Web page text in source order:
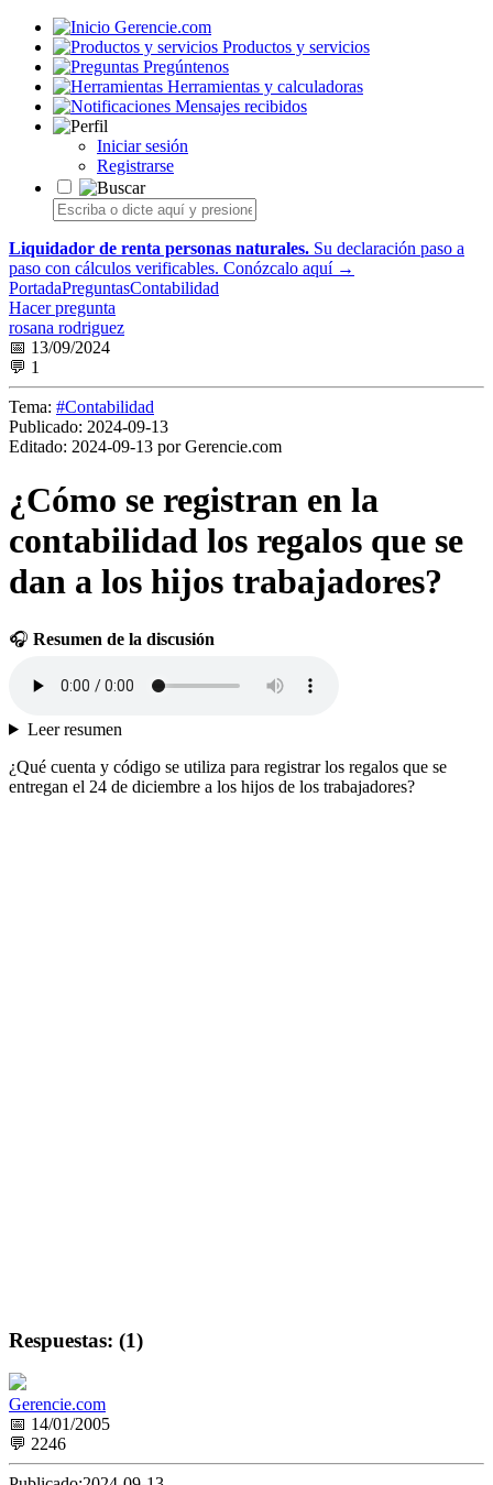
Gerencie.com
Productos y servicios
Pregúntenos
Herramientas y calculadoras
Mensajes recibidos
Iniciar sesión
Registrarse
Liquidador de renta personas naturales. Su declaración paso a
paso con cálculos verificables. Conózcalo aquí →
PortadaPreguntasContabilidad
Hacer pregunta
rosana rodriguez
📅 13/09/2024
💬 1
Tema: #Contabilidad
Publicado: 2024-09-13
Editado: 2024-09-13 por Gerencie.com
¿Cómo se registran en la
contabilidad los regalos que se
dan a los hijos trabajadores?
🎧 Resumen de la discusión
Leer resumen
¿Qué cuenta y código se utiliza para registrar los regalos que se
entregan el 24 de diciembre a los hijos de los trabajadores?
Respuestas: (1)
Gerencie.com
📅 14/01/2005
💬 2246